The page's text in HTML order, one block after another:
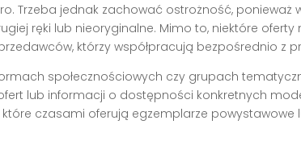
Trzeba jednak zachować ostrożność,
ręki lub nieoryginalne. Mimo to, niektóre
którzy współpracują bezpośrednio z
społecznościowych czy grupach
lub informacji o dostępności konkretnych
czasami oferują egzemplarze powystawowe